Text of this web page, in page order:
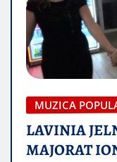
MUZICA
LAVINIA
MAJORAT